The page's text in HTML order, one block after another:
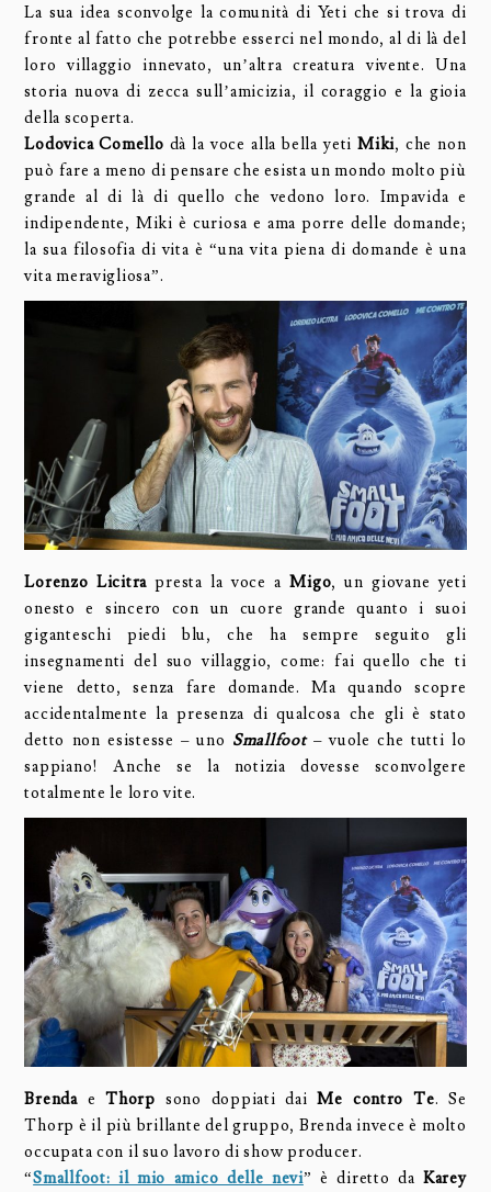
La sua idea sconvolge la comunità di Yeti che si trova di
fronte al fatto che potrebbe esserci nel mondo, al di là del
loro villaggio innevato, un’altra creatura vivente. Una
storia nuova di zecca sull’amicizia, il coraggio e la gioia
della scoperta.
Lodovica Comello dà la voce alla bella yetiMiki, che non
può fare a meno di pensare che esista un mondo molto più
grande al di là di quello che vedono loro. Impavida e
indipendente, Miki è curiosa e ama porre delle domande;
la sua filosofia di vita è “una vita piena di domande è una
vita meravigliosa”.
Lorenzo Licitra presta la voce aMigo, un giovane yeti
onesto e sincero con un cuore grande quanto i suoi
giganteschi piedi blu, che ha sempre seguito gli
insegnamenti del suo villaggio, come: fai quello che ti
viene detto, senza fare domande. Ma quando scopre
accidentalmente la presenza di qualcosa che gli è stato
detto non esistesse – uno Smallfoot– vuole che tutti lo
sappiano! Anche se la notizia dovesse sconvolgere
totalmente le loro vite.
Brenda eThorp sono doppiati daiMe contro Te. Se
Thorp è il più brillante del gruppo, Brenda invece è molto
occupata con il suo lavoro di show producer.
“Smallfoot: il mio amico delle nevi” è diretto da Karey